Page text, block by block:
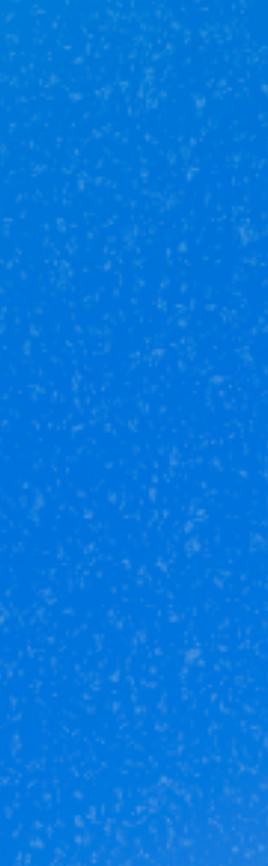
недвижимости
Страхование
Юникор Услуги
Скачивай приложение на свой смартфон
Юникор Агент
Скачивай приложение на свой смартфон
Стоимость объектов недвижимости и иных товаров
и услуг,
не включенных в «Прайс-лист» носит исключительно
информационный характер и ни при каких
условиях не является
публичной офертой, определяемой
положениями ст. 437 ч. 2 Гражданского кодекса
Федерации.